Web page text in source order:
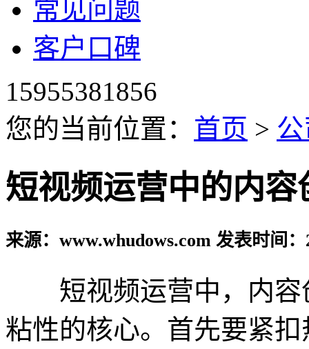
常见问题
客户口碑
15955381856
您的当前位置： 首页 >
短视频运营中的内
来源：www.whudows.com 发表时间：
短视频运营中，内容
粘性的核心。首先要紧